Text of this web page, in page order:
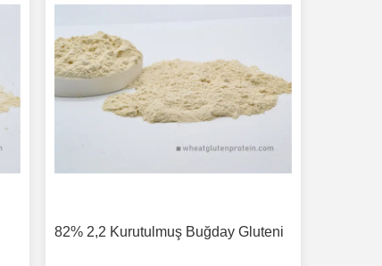
82% 2,2 Kurutulmuş Buğday Gluteni